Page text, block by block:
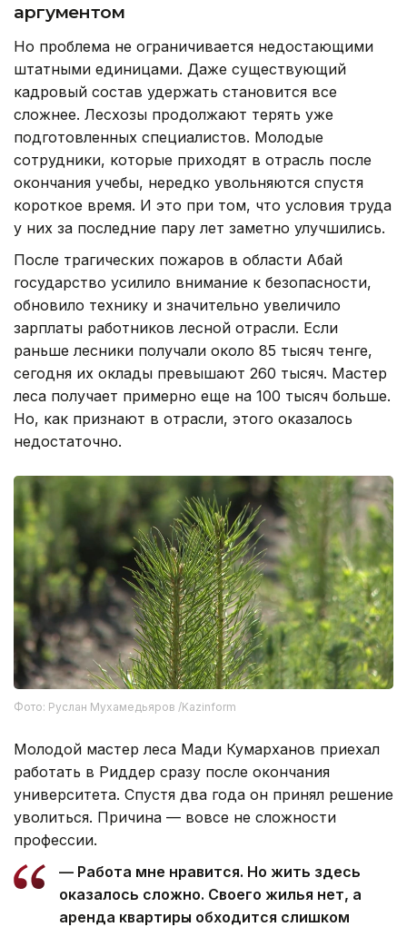
аргументом
Но проблема не ограничивается недостающими
штатными единицами. Даже существующий
кадровый состав удержать становится все
сложнее. Лесхозы продолжают терять уже
подготовленных специалистов. Молодые
сотрудники, которые приходят в отрасль после
окончания учебы, нередко увольняются спустя
короткое время. И это при том, что условия труда
у них за последние пару лет заметно улучшились.
После трагических пожаров в области Абай
государство усилило внимание к безопасности,
обновило технику и значительно увеличило
зарплаты работников лесной отрасли. Если
раньше лесники получали около 85 тысяч тенге,
сегодня их оклады превышают 260 тысяч. Мастер
леса получает примерно еще на 100 тысяч больше.
Но, как признают в отрасли, этого оказалось
недостаточно.
Фото: Руслан Мухамедьяров /Kazinform
Молодой мастер леса Мади Кумарханов приехал
работать в Риддер сразу после окончания
университета. Спустя два года он принял решение
уволиться. Причина — вовсе не сложности
профессии.
— Работа мне нравится. Но жить здесь
оказалось сложно. Своего жилья нет, а
аренда квартиры обходится слишком